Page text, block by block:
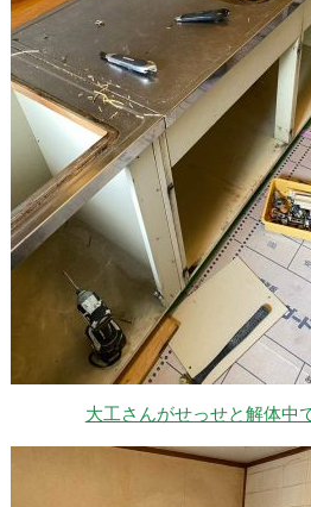
大工さんがせっせと解体中